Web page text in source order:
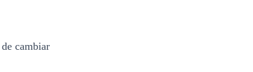
cambiar